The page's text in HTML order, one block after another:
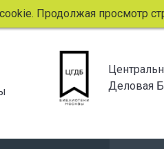
Продолжая просмотр
Деловая